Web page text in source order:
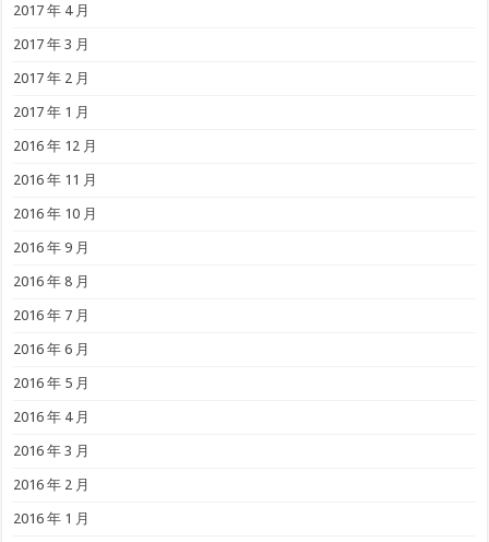
2017 年 4 月
2017 年 3 月
2017 年 2 月
2017 年 1 月
2016 年 12 月
2016 年 11 月
2016 年 10 月
2016 年 9 月
2016 年 8 月
2016 年 7 月
2016 年 6 月
2016 年 5 月
2016 年 4 月
2016 年 3 月
2016 年 2 月
2016 年 1 月